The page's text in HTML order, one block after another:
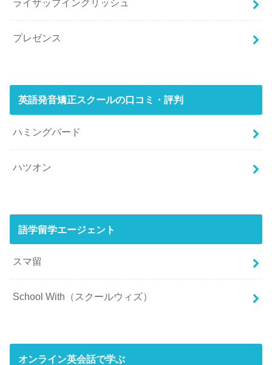
ライザップイングリッシュ
プレゼンス
英語発音矯正スクールの口コミ・評判
ハミングバード
ハツオン
語学留学エージェント
スマ留
School With（スクールウィズ）
オンライン英会話で学ぶ